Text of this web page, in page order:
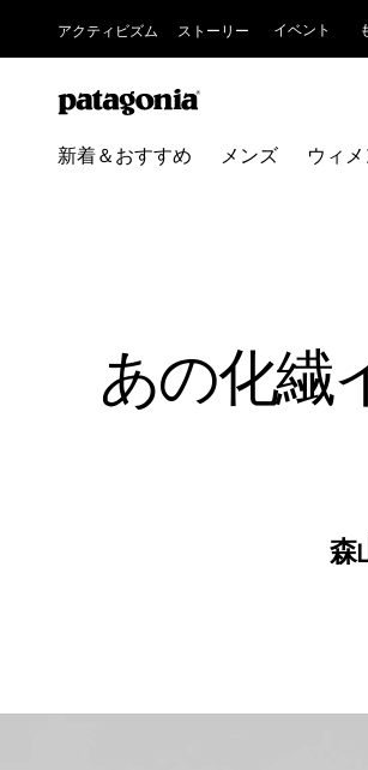
アクティビズム ストーリー イベント
新着＆おすすめ メンズ ウィ
あの化繊
森